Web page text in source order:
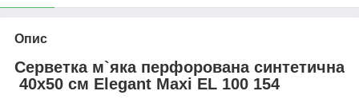
Опис
Серветка м`яка перфорована синтетична
40x50 см Elegant Maxi EL 100 154